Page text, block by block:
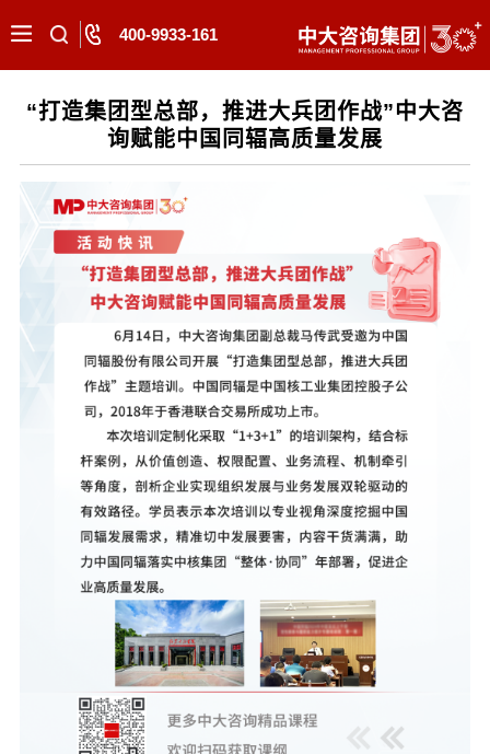
400-9933-161
“打造集团型总部，推进大兵团作战”中大咨
询赋能中国同辐高质量发展